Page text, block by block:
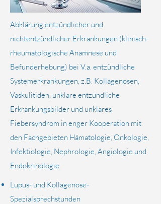
Abklärung entzündlicher und
nichtentzündlicher Erkrankungen (klinisch-
rheumatologische Anamnese und
Befunderhebung) bei V.a. entzündliche
Systemerkrankungen, z.B. Kollagenosen,
Vaskulitiden, unklare entzündliche
Erkrankungsbilder und unklares
Fiebersyndrom in enger Kooperation mit
den Fachgebieten Hämatologie, Onkologie,
Infektiologie, Nephrologie, Angiologie und
Endokrinologie.
Lupus- und Kollagenose-
Spezialsprechstunden